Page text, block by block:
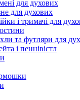
для духових
для духових
і тримачі для
та футляри для
і пеннівістл